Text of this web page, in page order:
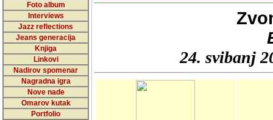
Foto album
Interviews
Jazz reflections
Jeans generacija
Knjiga
Linkovi
Nadirov spomenar
Nagradna igra
Nove nade
Omarov kutak
Portfolio
24. svibanj